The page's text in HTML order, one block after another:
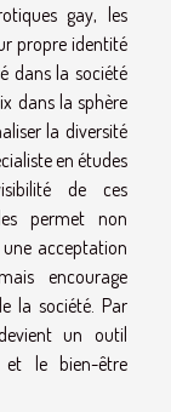
gay, les
propre identité
dans la société
dans la sphère
la diversité
en études
de ces
permet non
acceptation
encourage
la société. Par
un outil
le bien-être